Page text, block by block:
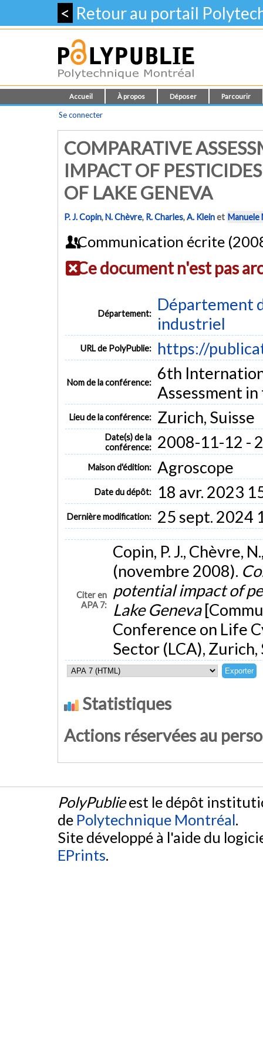
< Retour au portail
Accueil À propos Déposer Parcourir
Se connecter
COMPARATIVE
IMPACT OF
OF LAKE GENEVA
P. J. Copin,N. Chèvre, R. Charles,A. Kleinet Manuele
Communication écrite
Ce document n'est pas
Département:
Département
industriel
URL de PolyPublie: https://
Nom de la conférence:
6th
Assessment
Lieu de la conférence: Zurich, Suisse
Date(s) de la
conférence:
2008-11-12 -
Maison d'édition: Agroscope
Date du dépôt: 18 avr. 2023
Dernière modification: 25 sept. 2024
Citer en
APA 7:
Copin, P. J., Chèvre,
(novembre 2008).
potential impact of
Lake Geneva
Conference on Life
Sector (LCA), Zurich,
Statistiques
Actions réservées au
PolyPublieest le dépôt
de Polytechnique Montréal.
Site développé à l'aide du
EPrints.